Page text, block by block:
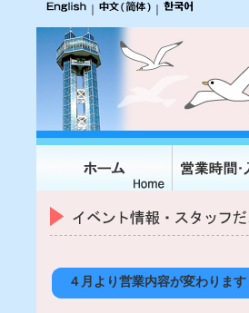
４月より営業内容が変わります